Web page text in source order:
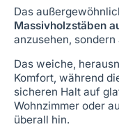
Das
Massivholzstäben
anzusehen,
Das weiche,
Komfort, während
sicheren Halt auf
Wohnzimmer oder
überall hin.